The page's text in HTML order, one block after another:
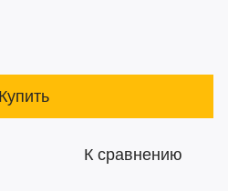
Купить
К сравнению